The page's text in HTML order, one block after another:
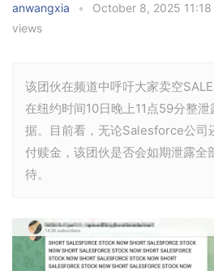
anwangxia • October 8, 2025 11:18
views
该团伙在频道中呼吁大家卖空
在纽约时间10日晚上11点59分整
据。目前看，无论Salesforce公司
付赎金，该团伙是否会如期泄露全
待。